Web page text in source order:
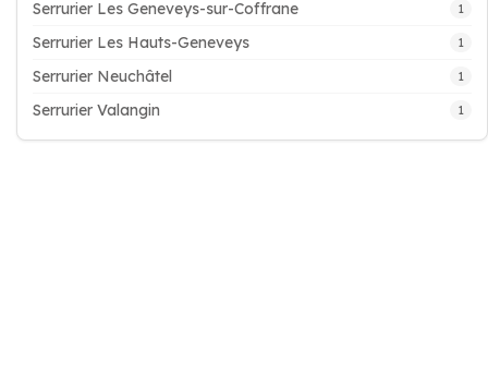
Serrurier Les Geneveys-sur-Coffrane 1
Serrurier Les Hauts-Geneveys 1
Serrurier Neuchâtel 1
Serrurier Valangin 1